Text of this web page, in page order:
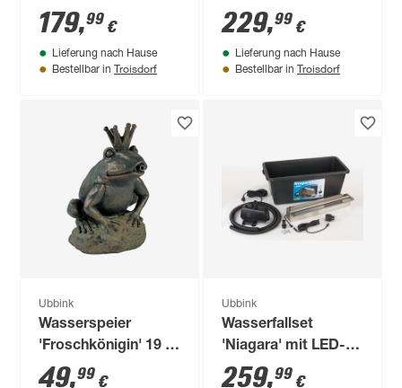
cm
179,99 €
Lieferung nach Hause
Bestellbar in Troisdorf
Beleuchtung 30 x
12,5 x 10 cm
229,99 €
Lieferung nach Hause
Bestellbar in Troisdorf
Ubbink
Wasserspeier
'Froschkönigin' 19 x
27 x 20 cm
49,99 €
Ubbink
Wasserfallset
'Niagara' mit LED-
Beleuchtung 60 x
259,99 €